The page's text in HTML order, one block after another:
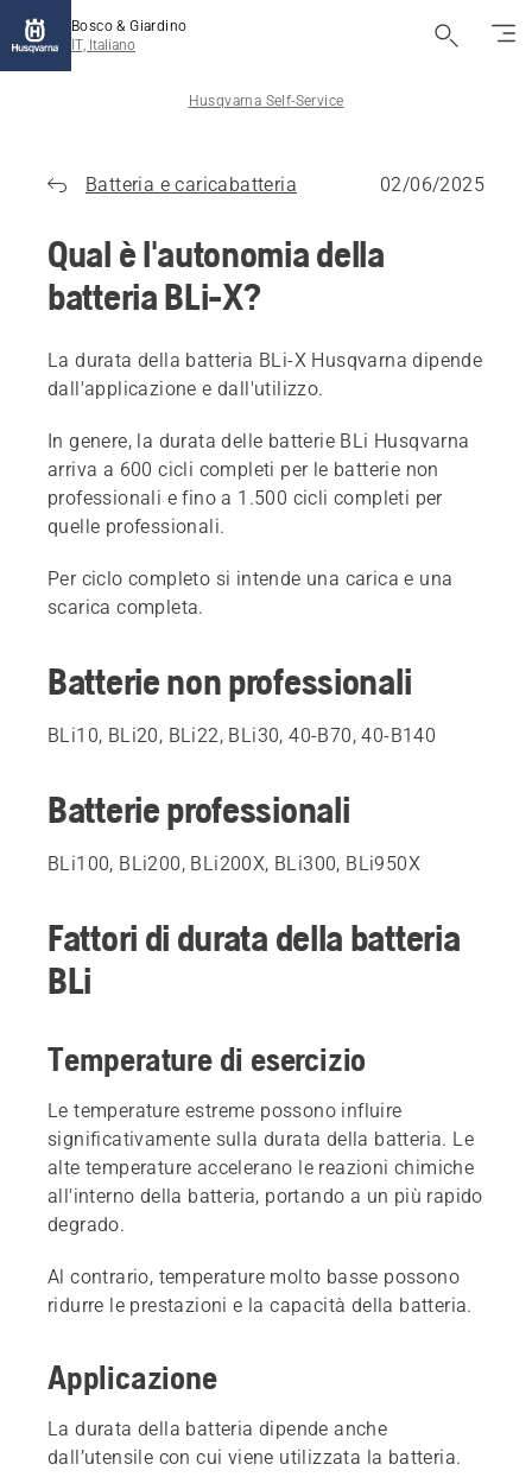
Bosco & Giardino
IT, Italiano
Husqvarna Self-Service
Batteria e caricabatteria 02/06/2025
Qual è l'autonomia della
batteria BLi-X?
La durata della batteria BLi-X Husqvarna dipende
dall'applicazione e dall'utilizzo.
In genere, la durata delle batterie BLi Husqvarna
arriva a 600 cicli completi per le batterie non
professionali e fino a 1.500 cicli completi per
quelle professionali.
Per ciclo completo si intende una carica e una
scarica completa.
Batterie non professionali
BLi10, BLi20, BLi22, BLi30, 40-B70, 40-B140
Batterie professionali
BLi100, BLi200, BLi200X, BLi300, BLi950X
Fattori di durata della batteria
BLi
Temperature di esercizio
Le temperature estreme possono influire
significativamente sulla durata della batteria. Le
alte temperature accelerano le reazioni chimiche
all'interno della batteria, portando a un più rapido
degrado.
Al contrario, temperature molto basse possono
ridurre le prestazioni e la capacità della batteria.
Applicazione
La durata della batteria dipende anche
dall’utensile con cui viene utilizzata la batteria.